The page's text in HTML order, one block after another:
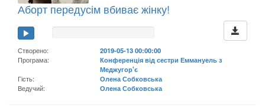
Аборт передусім вбиває жінку!
Створено:
2019-05-13 00:00:00
Програма:
Конференція від сестри Еммануель з
Меджугор'є
Гість:
Олена Собковська
Ведучий:
Олена Собковська